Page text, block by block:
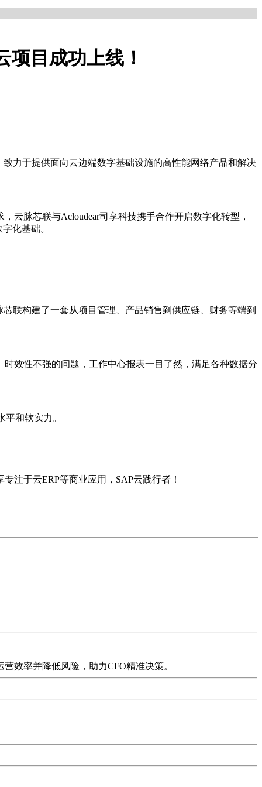
项目成功上线！
力于提供面向云边端数字基础设施的高性能网络产品和解决
云脉芯联与Acloudear司享科技携手合作开启数字化转型，
化基础。
联构建了一套从项目管理、产品销售到供应链、财务等端到
效性不强的问题，工作中心报表一目了然，满足各种数据分
和软实力。
注于云ERP等商业应用，SAP云践行者！
效率并降低风险，助力CFO精准决策。